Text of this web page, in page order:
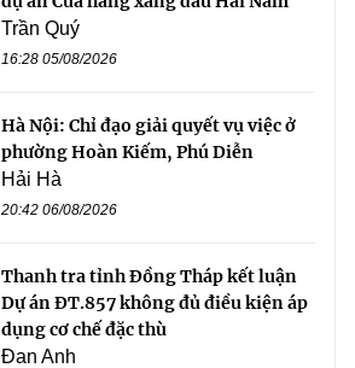
Trần Quý
16:28 05/08/2026
Hà Nội: Chỉ đạo giải quyết vụ việc ở
phường Hoàn Kiếm, Phú Diễn
Hải Hà
20:42 06/08/2026
Thanh tra tỉnh Đồng Tháp kết luận
Dự án ĐT.857 không đủ điều kiện áp
dụng cơ chế đặc thù
Đan Anh